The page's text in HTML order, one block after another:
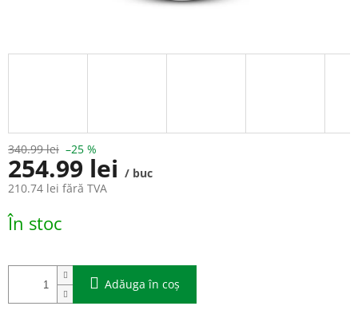
340.99 lei –25 %
254.99 lei / buc
210.74 lei fără TVA
Evaluare
preţ:
În stoc
Adăuga în coş